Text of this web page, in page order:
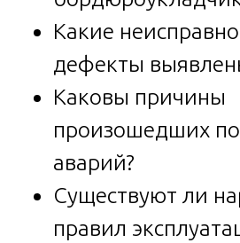
Какие
дефекты
Каковы причины
произошедших
аварий?
Существуют ли
правил